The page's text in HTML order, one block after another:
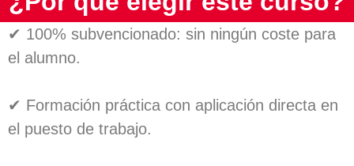
✔ 100% subvencionado: sin ningún coste para
el alumno.
✔ Formación práctica con aplicación directa en
el puesto de trabajo.